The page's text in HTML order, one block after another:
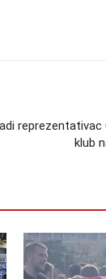
reprezentativac
klub